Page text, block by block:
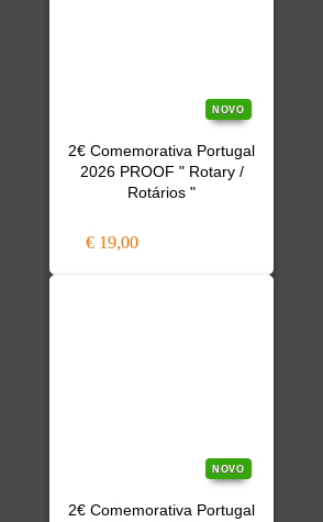
NOVO
2€ Comemorativa Portugal
2026 PROOF " Rotary /
Rotários "
€ 19,00
NOVO
2€ Comemorativa Portugal